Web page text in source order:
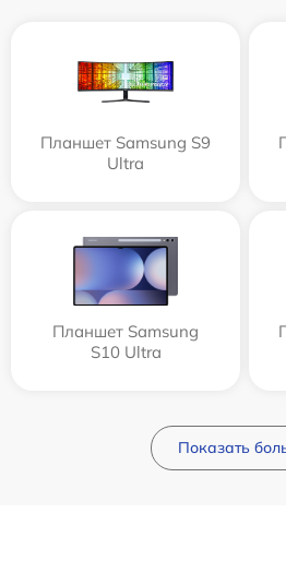
Планшет Samsung S9
Ultra
Планшет Samsung
S10 Ultra
Показать